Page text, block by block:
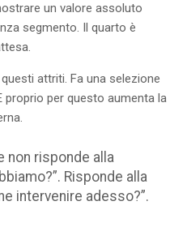
un valore assoluto
segmento. Il quarto è
attriti. Fa una selezione
proprio per questo aumenta la
non risponde alla
Risponde alla
intervenire adesso?”.